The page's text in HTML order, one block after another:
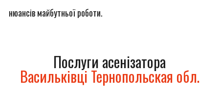
нюансів майбутньої роботи.
Послуги асенізатора
Васильківці Тернопольская обл.